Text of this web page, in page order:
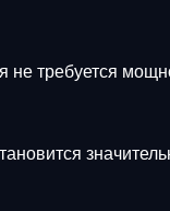
требуется